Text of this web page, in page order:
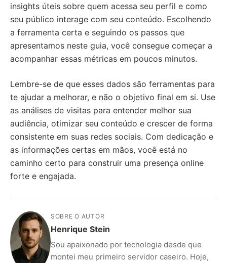
insights úteis sobre quem acessa seu perfil e como
seu público interage com seu conteúdo. Escolhendo
a ferramenta certa e seguindo os passos que
apresentamos neste guia, você consegue começar a
acompanhar essas métricas em poucos minutos.
Lembre-se de que esses dados são ferramentas para
te ajudar a melhorar, e não o objetivo final em si. Use
as análises de visitas para entender melhor sua
audiência, otimizar seu conteúdo e crescer de forma
consistente em suas redes sociais. Com dedicação e
as informações certas em mãos, você está no
caminho certo para construir uma presença online
forte e engajada.
SOBRE O AUTOR
Henrique Stein
Sou apaixonado por tecnologia desde que
montei meu primeiro servidor caseiro. Hoje,